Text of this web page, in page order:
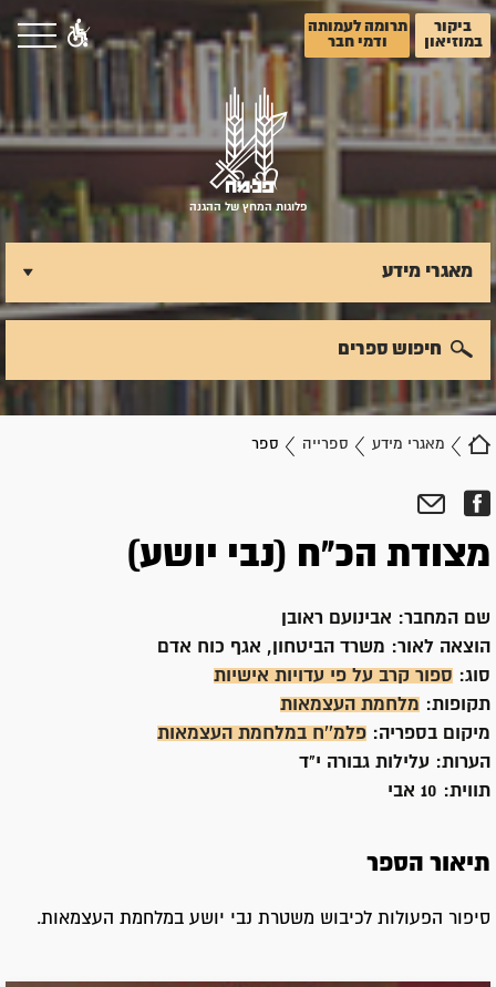
ביקור
במוזיאון
תרומה לעמותה
ודמי חבר
פלוגות המחץ של ההגנה
מאגרי מידע ספרייה ספר
מאגרי מידע
חיפוש ספרים
מצודת הכ"ח (נבי יושע)
שם המחבר: אבינועם ראובן
הוצאה לאור: משרד הביטחון, אגף כוח אדם
סוג: ספור קרב על פי עדויות אישיות
תקופות: מלחמת העצמאות
מיקום בספריה: פלמ''ח במלחמת העצמאות
הערות: עלילות גבורה י"ד
תווית: 10 אבי
תיאור הספר
סיפור הפעולות לכיבוש משטרת נבי יושע במלחמת העצמאות.